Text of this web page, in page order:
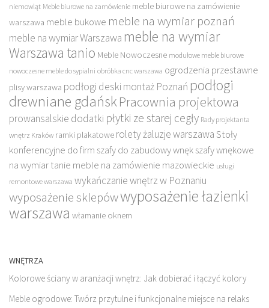
niemowląt Meble biurowe na zamówienie meble biurowe na zamówienie
warszawa meble bukowe meble na wymiar poznań
meble na wymiar Warszawa meble na wymiar
Warszawa tanio Meble Nowoczesne modułowe meble biurowe
nowoczesne meble do sypialni obróbka cnc warszawa ogrodzenia przestawne
plisy warszawa podłogi deski montaż Poznań podłogi
drewniane gdańskPracownia projektowa
prowansalskie dodatki płytki ze starej cegły Rady projektanta
wnętrz Kraków ramki plakatowe rolety żaluzje warszawa Stoły
konferencyjne do firm szafy do zabudowy wnęk szafy wnękowe
na wymiar tanie meble na zamówienie mazowieckie usługi
remontowe warszawa wykańczanie wnętrz w Poznaniu
wyposażenie sklepówwyposażenie łazienki
warszawa włamanie oknem
WNĘTRZA
Kolorowe ściany w aranżacji wnętrz: Jak dobierać i łączyć kolory
Meble ogrodowe: Twórz przytulne i funkcjonalne miejsce na relaks